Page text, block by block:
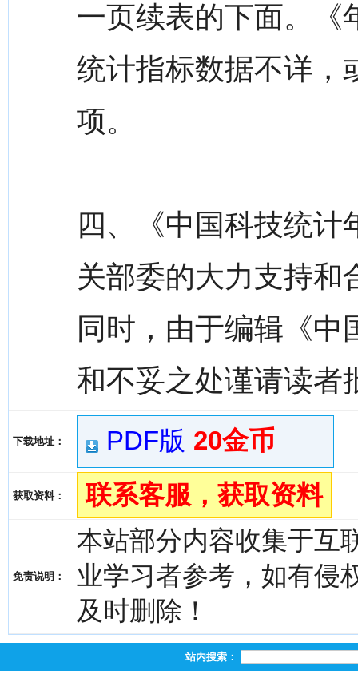
一页续表的下面。《
统计指标数据不详，
项。
四、《中国科技统
关部委的大力支持和
同时，由于编辑《
和不妥之处谨请读者
下载地址： PDF版 20金币
获取资料： 联系客服，获取资料
免责说明：
本站部分内容收集于互
业学习者参考，如有侵
及时删除！
站内搜索：